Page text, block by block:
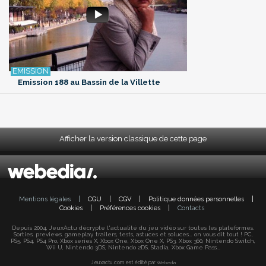
Emission 188 au Bassin de la Villette
Afficher la version classique de cette page
Mentions légales CGU CGV Politique données personnelles
Cookies
Préférences cookies Contacts
Depuis 2004, JeuxActu décrypte l'actualité du jeu vidéo sur toutes les plateformes.
Sorties, previews, gameplay, trailers, tests, astuces et soluces... on vous dit tout ! PC,
PS5, PS4, PS4 Pro, Xbox series X, Xbox One, Xbox One X, PS3, Xbox 360, Nintendo Switch,
Wii U, Nintendo 3DS, Nintendo 2DS, Stadia, Xbox Game Pass...
Jeuxactu.com est édité par Webedia